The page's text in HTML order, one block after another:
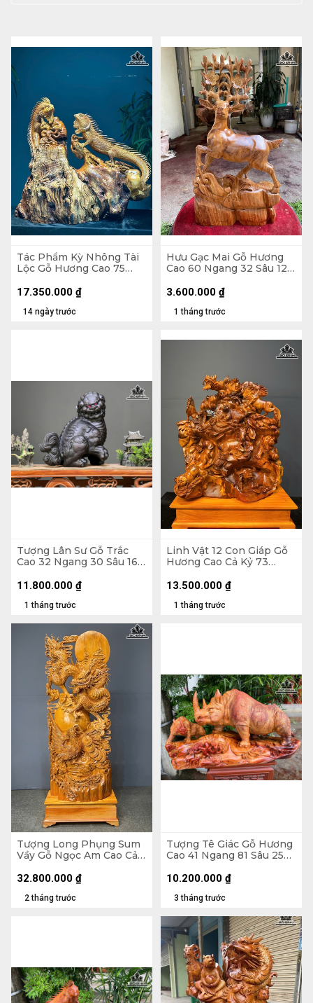
Tác Phẩm Kỳ Nhông Tài
Lộc Gỗ Hương Cao 75
14 ngày trước
17.350.000 ₫
Hưu Gạc Mai Gỗ Hương
Cao 60 Ngang 32 Sâu 12
1 tháng trước
3.600.000 ₫
Tượng Lân Sư Gỗ Trắc
Cao 32 Ngang 30 Sâu 16
1 tháng trước
11.800.000 ₫
Linh Vật 12 Con Giáp Gỗ
Hương Cao Cả Kỷ 73
Cao 11
1 tháng trước
13.500.000 ₫
Tượng Long Phụng Sum
Vầy Gỗ Ngọc Am Cao Cả
(cm) - Kỷ Cao 25 (cm)
2 tháng trước
32.800.000 ₫
Tượng Tê Giác Gỗ Hương
Cao 41 Ngang 81 Sâu 25
3 tháng trước
10.200.000 ₫